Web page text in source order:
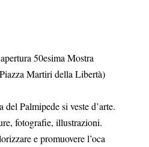
50esima Mostra
Martiri della Libertà)
Palmipede si veste d’arte.
fotografie, illustrazioni.
e promuovere l’oca